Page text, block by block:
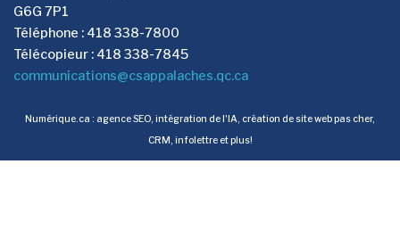
G6G 7P1
Téléphone : 418 338-7800
Télécopieur : 418 338-7845
communications@csappalaches.qc.ca
Numérique.ca : agence SEO, intégration de l'IA, création de site web pas cher,
CRM, infolettreet plus!